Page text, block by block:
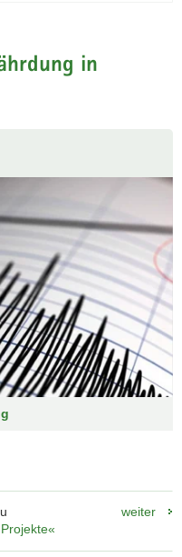
in
weiter